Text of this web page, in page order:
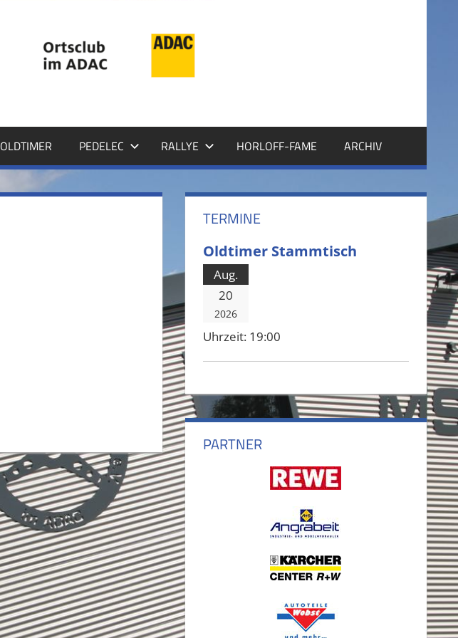
OLDTIMER PEDELEC RALLYE HORLOFF-FAME ARCHIV
TERMINE
Oldtimer Stammtisch
Aug.
20
2026
Uhrzeit: 19:00
PARTNER